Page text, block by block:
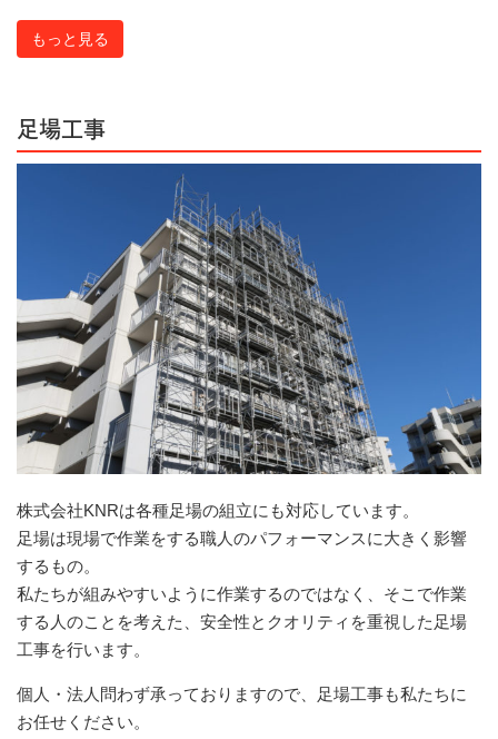
もっと見る
足場工事
株式会社KNRは各種足場の組立にも対応しています。
足場は現場で作業をする職人のパフォーマンスに大きく影響
するもの。
私たちが組みやすいように作業するのではなく、そこで作業
する人のことを考えた、安全性とクオリティを重視した足場
工事を行います。
個人・法人問わず承っておりますので、足場工事も私たちに
お任せください。